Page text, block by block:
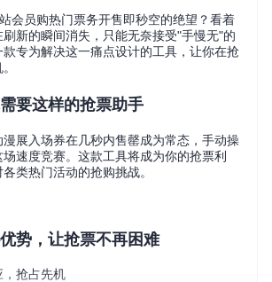
会员购热门票务开售即秒空的绝望？看着
新的瞬间消失，只能无奈接受"手慢无"的
专为解决这一痛点设计的工具，让你在抢
要这样的抢票助手
展入场券在几秒内售罄成为常态，手动操
速度竞赛。这款工具将成为你的抢票利
类热门活动的抢购挑战。
势，让抢票不再困难
，抢占先机